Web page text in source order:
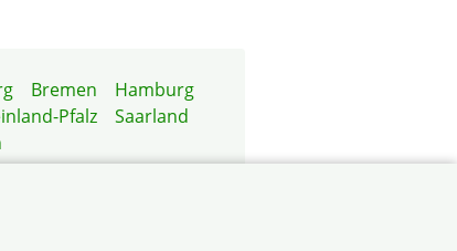
Bremen
Hamburg
Pfalz
Saarland